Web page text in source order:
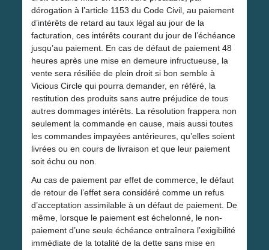
dérogation à l’article 1153 du Code Civil, au paiement
d’intérêts de retard au taux légal au jour de la
facturation, ces intérêts courant du jour de l’échéance
jusqu’au paiement. En cas de défaut de paiement 48
heures après une mise en demeure infructueuse, la
vente sera résiliée de plein droit si bon semble à
Vicious Circle qui pourra demander, en référé, la
restitution des produits sans autre préjudice de tous
autres dommages intérêts. La résolution frappera non
seulement la commande en cause, mais aussi toutes
les commandes impayées antérieures, qu’elles soient
livrées ou en cours de livraison et que leur paiement
soit échu ou non.
Au cas de paiement par effet de commerce, le défaut
de retour de l’effet sera considéré comme un refus
d’acceptation assimilable à un défaut de paiement. De
même, lorsque le paiement est échelonné, le non-
paiement d’une seule échéance entraînera l’exigibilité
immédiate de la totalité de la dette sans mise en